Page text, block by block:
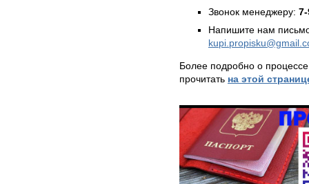
Звонок менеджеру:
Напишите нам
Более подробно о
прочитать на этой